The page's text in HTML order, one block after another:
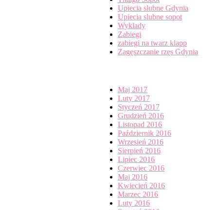
Upiecia slubne Gdynia
Upiecia slubne sopot
Wyklady
Zabiegi
zabiegi na twarz klapp
Zagęszczanie rzęs Gdynia
Maj 2017
Luty 2017
Styczeń 2017
Grudzień 2016
Listopad 2016
Październik 2016
Wrzesień 2016
Sierpień 2016
Lipiec 2016
Czerwiec 2016
Maj 2016
Kwiecień 2016
Marzec 2016
Luty 2016